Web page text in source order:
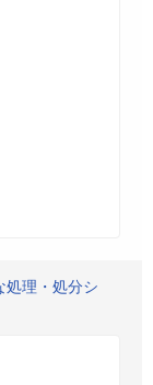
処理・処分シ